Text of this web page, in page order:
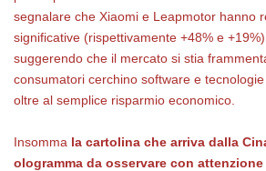
segnalare che Xiaomi e Leapmotor hanno
significative (rispettivamente +48% e
suggerendo che il mercato si stia
consumatori cerchino software e
oltre al semplice risparmio economico.
Insomma la cartolina che arriva dalla
ologramma da osservare con